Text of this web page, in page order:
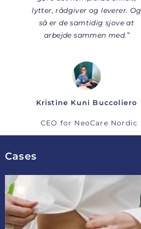
lytter, rådgiver og leverer. Og
så er de samtidig sjove at
arbejde sammen med.”
Kristine Kuni Buccoliero
CEO for NeoCare Nordic
Cases